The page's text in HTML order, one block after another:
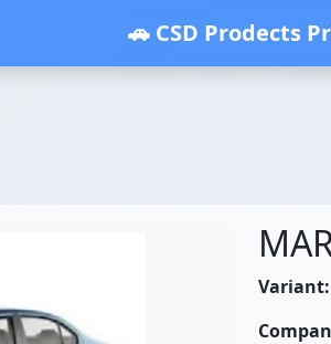
🚗 CSD Prodects
Variant: